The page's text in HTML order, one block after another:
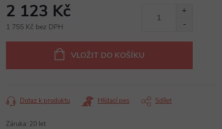
2 123 Kč
1 755 Kč bez DPH
VLOŽIT DO KOŠÍKU
Dotaz k produktu Hlídací pes Sdílet
Záruka: 20 let